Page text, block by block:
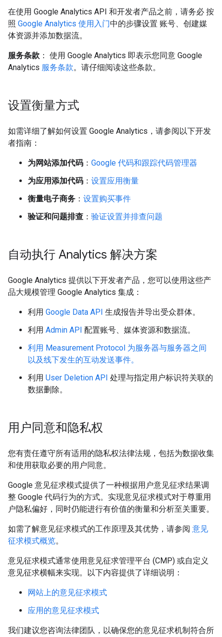
在使用 Google Analytics API 和开发者产品之前，请务必 按
照 Google Analytics 使用入门中的步骤设置 账号、创建媒
体资源并添加数据流。
服务条款 ： 使用 Google Analytics 即表示您同意 Google
Analytics 服务条款。请仔细阅读这些条款。
设置衡量方式
如需详细了解如何设置 Google Analytics，请参阅以下开发
者指南：
为网站添加代码 ： Google 代码和跟踪代码管理器
为应用添加代码 ： 设置应用衡量
衡量电子商务 ： 设置购买事件
验证和问题排查 ： 验证设置并排查问题
自动执行 Analytics 解决方案
Google Analytics 提供以下开发者产品，您可以使用这些产
品大规模管理 Google Analytics 集成：
利用 Google Data API 生成报告并导出受众群体。
利用 Admin API 配置账号、媒体资源和数据流。
利用 Measurement Protocol 为服务器与服务器之间
以及线下发生的互动发送事件。
利用 User Deletion API 处理与指定用户标识符关联的
数据删除。
用户同意和隐私权
您有责任遵守所有适用的隐私权法律法规，包括为数据收集
和使用获取必要的用户同意。
Google 意见征求模式提供了一种根据用户意见征求结果调
整 Google 代码行为的方式。实现意见征求模式对于尊重用
户隐私偏好，同时仍能进行有价值的衡量和分析至关重要。
如需了解意见征求模式的工作原理及其优势，请参阅 意见
征求模式概览。
意见征求模式通常使用意见征求管理平台 (CMP) 或自定义
意见征求横幅来实现。以下内容提供了详细说明：
网站上的意见征求模式
应用的意见征求模式
我们建议您咨询法律团队，以确保您的意见征求机制符合所